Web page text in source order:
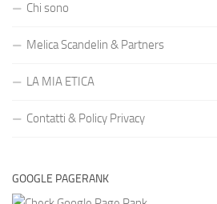
Chi sono
Melica Scandelin & Partners
LA MIA ETICA
Contatti & Policy Privacy
GOOGLE PAGERANK